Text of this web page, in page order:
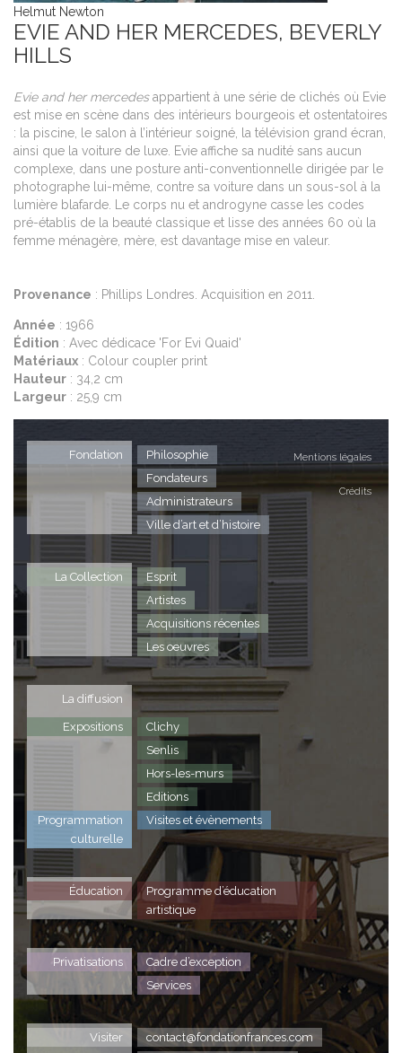
Helmut Newton
EVIE AND HER MERCEDES, BEVERLY
HILLS
Evie and her mercedesappartient à une série de clichés où Evie
est mise en scène dans des intérieurs bourgeois et ostentatoires
: la piscine, le salon à l’intérieur soigné, la télévision grand écran,
ainsi que la voiture de luxe. Evie affiche sa nudité sans aucun
complexe, dans une posture anti-conventionnelle dirigée par le
photographe lui-même, contre sa voiture dans un sous-sol à la
lumière blafarde. Le corps nu et androgyne casse les codes
pré-établis de la beauté classique et lisse des années 60 où la
femme ménagère, mère, est davantage mise en valeur.
Provenance : Phillips Londres. Acquisition en 2011.
Année : 1966
Édition : Avec dédicace 'For Evi Quaid'
Matériaux : Colour coupler print
Hauteur : 34,2 cm
Largeur : 25,9 cm
Mentions légales
Crédits
Fondation
Philosophie
Fondateurs
Administrateurs
Ville d’art et d’histoire
La Collection
Esprit
Artistes
Acquisitions récentes
Les oeuvres
La diffusion
Expositions
Clichy
Senlis
Hors-les-murs
Editions
Programmation
culturelle
Visites et évènements
Éducation
Programme d’éducation
artistique
Privatisations
Cadre d’exception
Services
Visiter contact@fondationfrances.com